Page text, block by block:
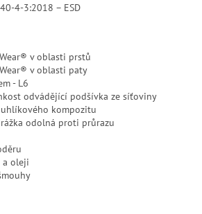
4-3:2018 – ESD
v oblasti prstů
v oblasti paty
- L6
odvádějící podšívka ze síťoviny
kompozitu
odolná proti průrazu
a oleji